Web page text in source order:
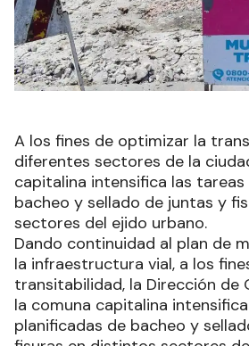
A los fines de optimizar la
diferentes sectores de la
capitalina intensifica las
bacheo y sellado de juntas y
sectores del ejido urbano.
Dando continuidad al plan de
la infraestructura vial, a los
transitabilidad, la Dirección de
la comuna capitalina
planificadas de bacheo y